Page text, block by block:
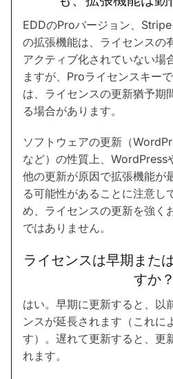
EDDのProバージョン、
の拡張機能は、ライセンスの
アクティブ化されていない場
ますが、Proライセンスキー
は、ライセンスの更新猶予期
る場合があります。
ソフトウェアの更新（
など）の性質上、WordPress
他の更新が原因で拡張機能が
る可能性があることに注意し
め、ライセンスの更新を強く
ではありません。
ライセンスは早期また
すか？
はい。早期に更新すると、以
ンスが延長されます（これに
す）。遅れて更新すると、更
れます。